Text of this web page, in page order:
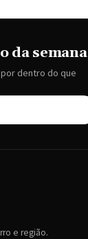
da semana
dentro do que
e região.